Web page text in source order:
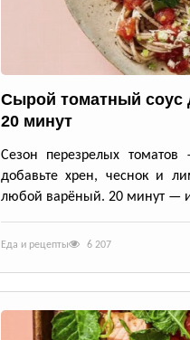
Сырой томатный соус
20 минут
Сезон перезрелых
добавьте хрен, чеснок и
любой варёный. 20 минут — и
Еда и рецепты 6 207